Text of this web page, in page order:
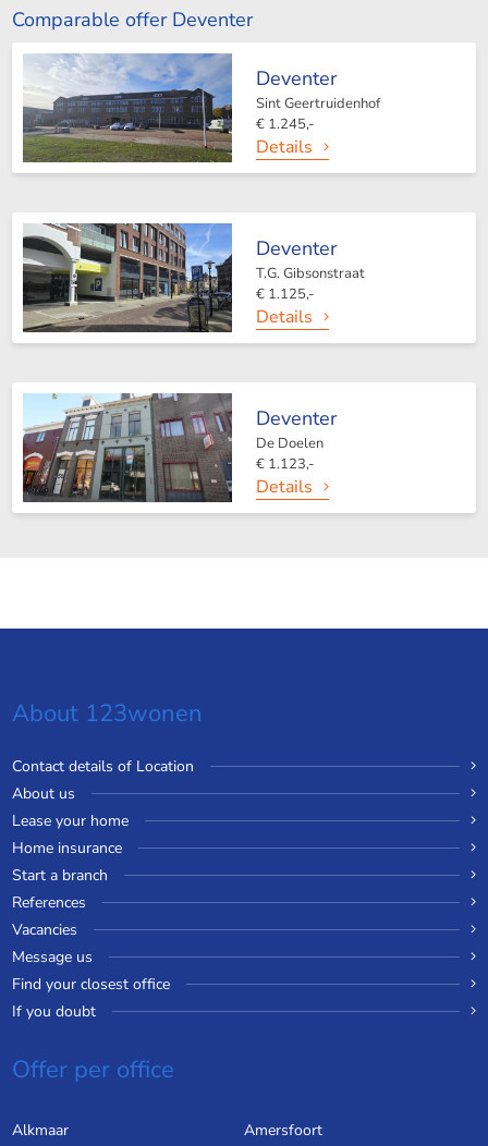
Comparable offer Deventer
Deventer
Sint Geertruidenhof
€ 1.245,-
Details
Deventer
T.G. Gibsonstraat
€ 1.125,-
Details
Deventer
De Doelen
€ 1.123,-
Details
About 123wonen
Contact details of Location
About us
Lease your home
Home insurance
Start a branch
References
Vacancies
Message us
Find your closest office
If you doubt
Offer per office
Alkmaar
Amersfoort